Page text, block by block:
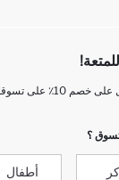
تسوقك الأول!
؟
أطفال